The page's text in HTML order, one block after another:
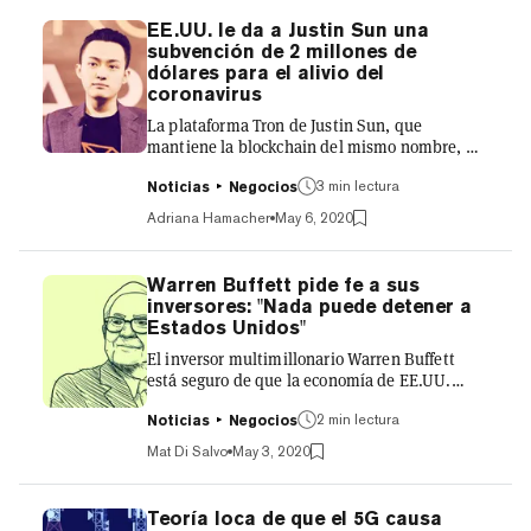
dólares, en comparación con los 117 millones
del mes pasado (excluyendo el acuerdo de
Bakkt de 300 millones de dólares), según un
informe de Ana.vc. Esto es una señal de cuánto
la economía se ha ap...
EE.UU. le da a Justin Sun una
subvención de 2 millones de
dólares para el alivio del
coronavirus
La plataforma Tron de Justin Sun, que
mantiene la blockchain del mismo nombre, ha
más de 2 millones de dólares para el alivio del
coronavirus, según un post en el canal chino
WeChat de la plataforma. La subvención fue
para la protección de los salarios, que está
disponible para las empresas estadounidenses
que sufren los efectos de la crisis del
coronavirus, y el dinero no necesita ser
devuelto, según el post, publicado el martes.
La información fue c...
Noticias Negocios
3 min lectura
Adriana Hamacher May 6, 2020
Warren Buffett pide fe a sus
inversores: "Nada puede detener a
Estados Unidos"
El inversor multimillonario Warren Buffett
está seguro de que la economía de EE.UU.
"Nada puede básicamente detener a los
Estados Unidos". En su reunión anual de
accionistas - retransmitida en línea debido a
las restricciones de COVID-19 - el famoso
"Oráculo de Omaha" y escéptico de Bitcoin se
Noticias Negocios
2 min lectura
Mat Di Salvo May 3, 2020
Teoría loca de que el 5G causa